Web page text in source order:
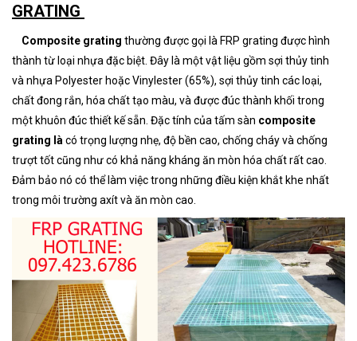
GRATING
Composite grating thường được gọi là FRP grating được hình
thành từ loại nhựa đặc biệt. Đây là một vật liệu gồm sợi thủy tinh
và nhựa Polyester hoặc Vinylester (65%), sợi thủy tinh các loại,
chất đong rắn, hóa chất tạo màu, và được đúc thành khối trong
một khuôn đúc thiết kế sẵn. Đặc tính của tấm sàn composite
grating là có trọng lượng nhẹ, độ bền cao, chống cháy và chống
trượt tốt cũng như có khả năng kháng ăn mòn hóa chất rất cao.
Đảm bảo nó có thể làm việc trong những điều kiện khắt khe nhất
trong môi trường axít và ăn mòn cao.